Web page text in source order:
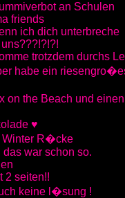
an Schulen
friends
ich dich unterbreche
trotzdem durchs
habe ein
on the Beach und einen
♥
Winter R�cke
das war schon so.
2 seiten!!
keine l�sung !